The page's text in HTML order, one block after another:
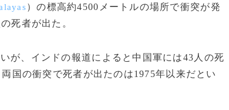
）の標高約4500メートルの場所で衝突が発
死者が出た。
が、インドの報道によると中国軍には43人の死
国の衝突で死者が出たのは1975年以来だとい